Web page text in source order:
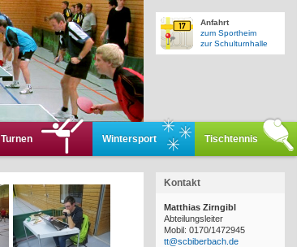
Anfahrt
zum Sportheim
zur Schulturnhalle
Turnen Wintersport Tischtennis
Kontakt
Matthias Zirngibl
Abteilungsleiter
Mobil: 0170/1472945
tt@scbiberbach.de